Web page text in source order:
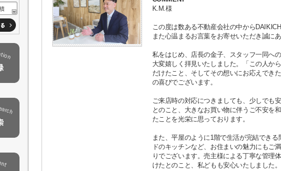
K.M.様
この度は数ある不動産会社の中から
また心温まるお言葉をお寄せいただき誠に
私をはじめ、店長の金子、スタッフ一同へ
大変嬉しく拝見いたしました。「この人か
だけたこと、そしてその想いにお応えでき
の喜びでございます。
ご来店時の対応につきましても、少しでも
とのこと、大きなお買い物に伴うご不安を
たことを光栄に思っております。
また、平屋のように1階で生活が完結でき
ドのキッチンなど、お住まいの魅力にもご
りでございます。売主様による丁寧な管理
けたとのこと、私どもも安心いたしました。